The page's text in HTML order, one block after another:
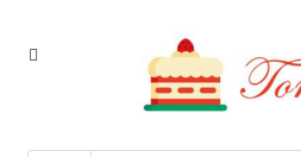
Skip
Skip